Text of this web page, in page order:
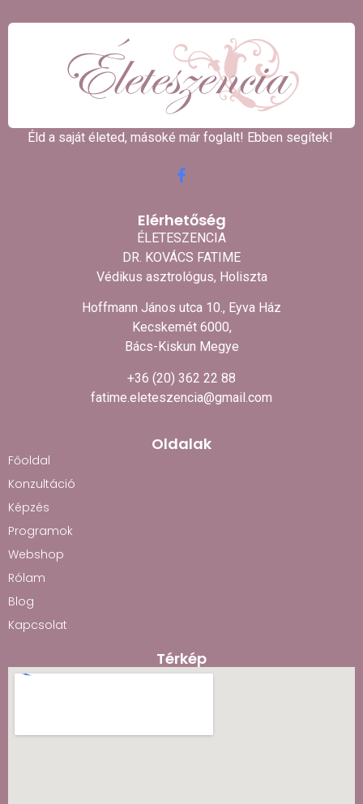
Éld a saját életed, másoké már foglalt! Ebben segítek! ​
Elérhetőség
ÉLETESZENCIA
DR. KOVÁCS FATIME
Védikus asztrológus, Holiszta
Hoffmann János utca 10., Eyva Ház
Kecskemét 6000,
Bács-Kiskun Megye
+36 (20) 362 22 88
fatime.eleteszencia@gmail.com
Oldalak
Főoldal
Konzultáció
Képzés
Programok
Webshop
Rólam
Blog
Kapcsolat
Térkép